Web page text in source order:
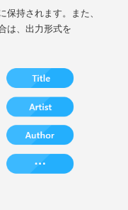
持されます。また、
は、出力形式を